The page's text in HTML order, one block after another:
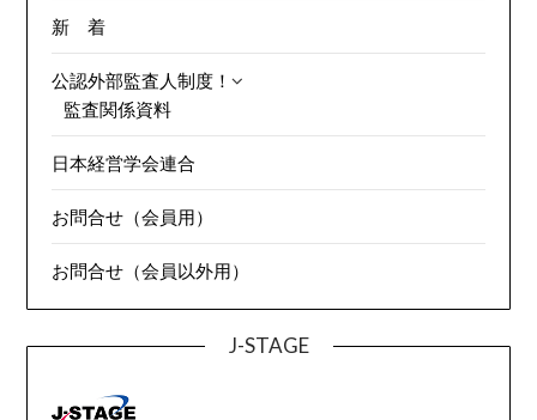
新 着
公認外部監査人制度！
監査関係資料
日本経営学会連合
お問合せ（会員用）
お問合せ（会員以外用）
J-STAGE